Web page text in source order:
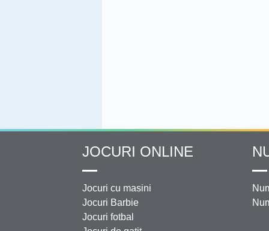
JOCURI ONLINE
Jocuri cu masini
Jocuri Barbie
Jocuri fotbal